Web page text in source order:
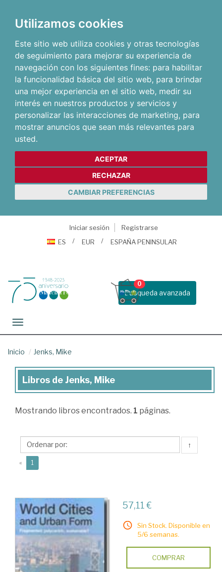
Utilizamos cookies
Este sitio web utiliza cookies y otras tecnologías
de seguimiento para mejorar su experiencia de
navegación con los siguientes fines: para habilitar
la funcionalidad básica del sitio web, para brindar
una mejor experiencia en el sitio web, medir su
interés en nuestros productos y servicios y
personalizar las interacciones de marketing, para
mostrar anuncios que sean más relevantes para
usted.
ACEPTAR
RECHAZAR
CAMBIAR PREFERENCIAS
Iniciar sesión
Registrarse
ES
EUR ESPAÑA PENINSULAR
Busqueda avanzada
0
Toggle navigation
Inicio Jenks, Mike
Libros
Jenks,
Libros de Jenks, Mike
Mostrando libros encontrados. 1 páginas.
↑
« 1
57,11 €
Sin Stock. Disponible en
5/6 semanas.
COMPRAR